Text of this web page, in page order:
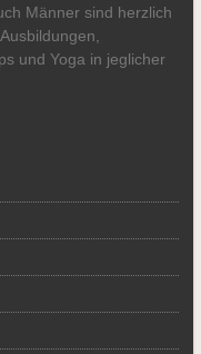
Männer sind herzlich
und Yoga in jeglicher